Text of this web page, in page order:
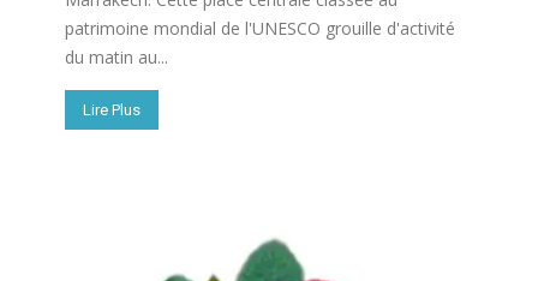
patrimoine mondial de l'UNESCO grouille d'activité
du matin au...
Lire Plus